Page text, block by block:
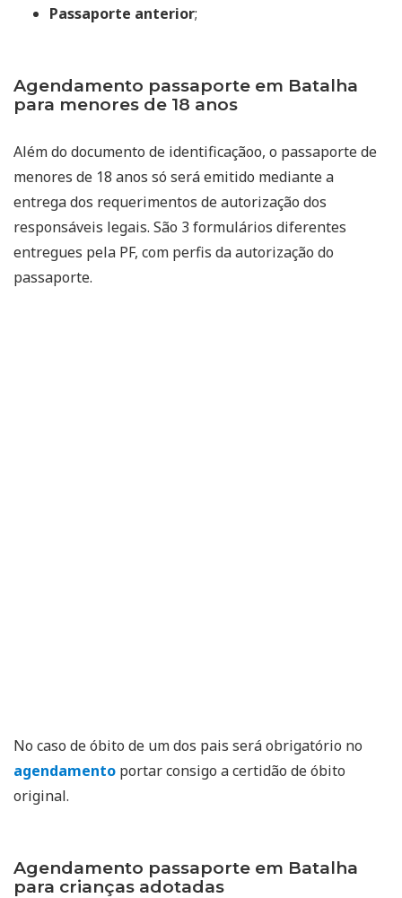
Passaporte anterior;
Agendamento passaporte em Batalha
para menores de 18 anos
Além do documento de identificaçãoo, o passaporte de
menores de 18 anos só será emitido mediante a
entrega dos requerimentos de autorização dos
responsáveis legais. São 3 formulários diferentes
entregues pela PF, com perfis da autorização do
passaporte.
No caso de óbito de um dos pais será obrigatório no
agendamento portar consigo a certidão de óbito
original.
Agendamento passaporte em Batalha
para crianças adotadas